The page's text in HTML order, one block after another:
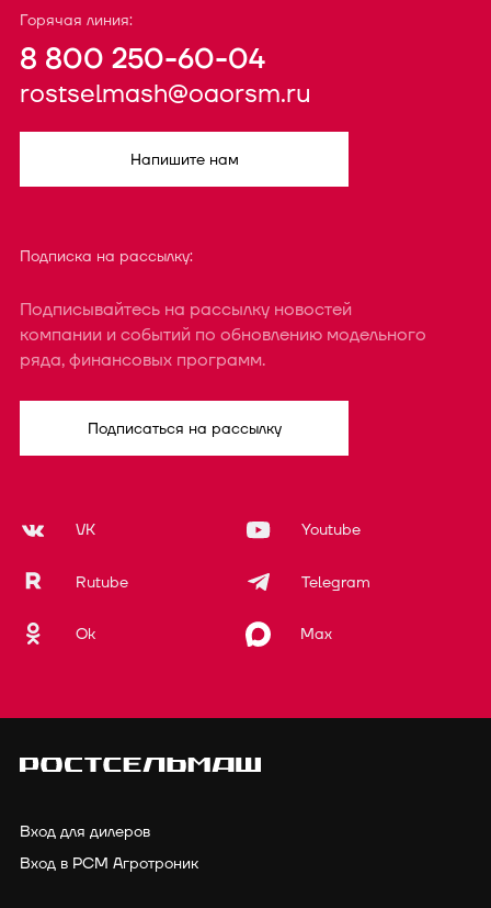
Горячая линия:
8 800 250-60-04
rostselmash@oaorsm.ru
Напишите нам
Подписка на рассылку:
Подписывайтесь на рассылку новостей
компании и событий по обновлению модельного
ряда, финансовых программ.
Подписаться на рассылку
VK Youtube
Rutube Telegram
Ok Max
Вход для дилеров
Вход в РСМ Агротроник